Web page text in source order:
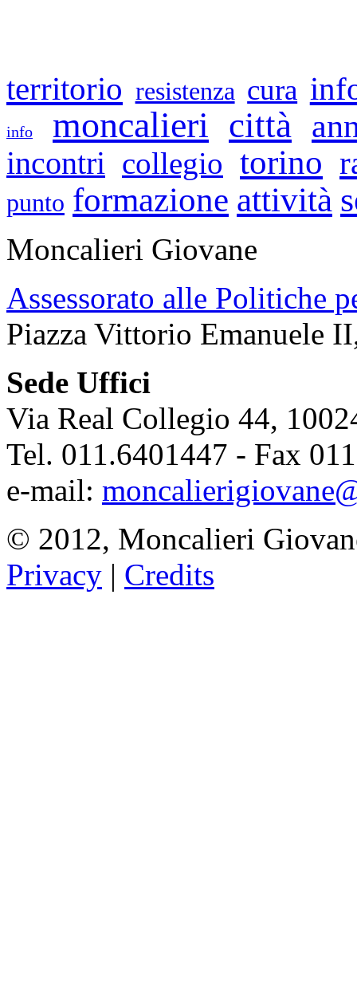
territorio resistenza cura
info moncalieri città
incontri collegio torino
punto formazione attività
Moncalieri Giovane
Assessorato alle Politiche
Piazza Vittorio Emanuele
Sede Uffici
Via Real Collegio 44,
Tel. 011.6401447 - Fax
e-mail:
© 2012, Moncalieri
Privacy | Credits